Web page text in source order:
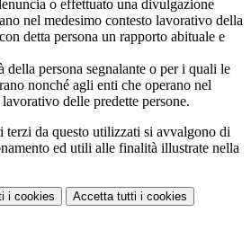
o effettuato una divulgazione
nel medesimo contesto lavorativo della
detta persona un rapporto abituale e
della persona segnalante o per i quali le
nonché agli enti che operano nel
delle predette persone.
terzi da questo utilizzati si avvalgono di
ed utili alle finalità illustrate nella
i cookies Accetta tutti i cookies